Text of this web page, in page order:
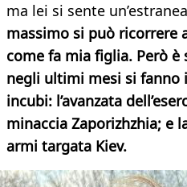
ma lei si sente
massimo si può ricorrere
come fa mia figlia. Però è
negli ultimi mesi si fanno
incubi: l’avanzata
minaccia Zaporizhzhia; e
armi targata Kiev.